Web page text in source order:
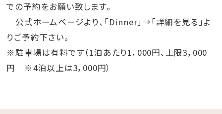
での予約をお願い致します。
公式ホームページより、「Dinner」→「詳細を見る」よ
りご予約下さい。
※駐車場は有料です（1泊あたり1，000円、上限3，000
円 ※4泊以上は3，000円）